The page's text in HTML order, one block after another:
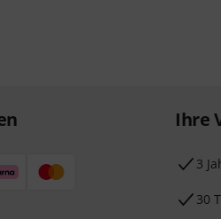
Ihre
3
30